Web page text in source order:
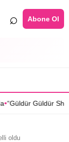
⌕ Abone Ol
yıldızları
oldu